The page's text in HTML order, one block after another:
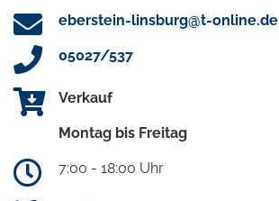
eberstein-linsburg@t-online.de
05027/537
Verkauf
Montag bis Freitag
7:00 - 18:00 Uhr